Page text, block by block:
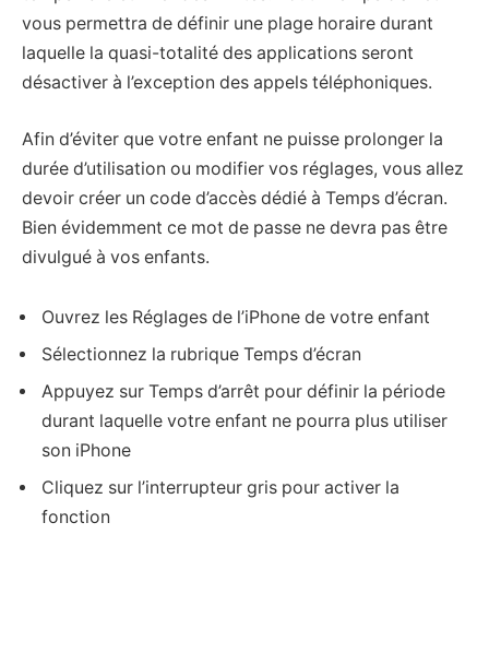
vous permettra de définir une plage horaire durant
laquelle la quasi-totalité des applications seront
désactiver à l’exception des appels téléphoniques.
Afin d’éviter que votre enfant ne puisse prolonger la
durée d’utilisation ou modifier vos réglages, vous allez
devoir créer un code d’accès dédié à Temps d’écran.
Bien évidemment ce mot de passe ne devra pas être
divulgué à vos enfants.
Ouvrez les Réglages de l’iPhone de votre enfant
Sélectionnez la rubrique Temps d’écran
Appuyez sur Temps d’arrêt pour définir la période
durant laquelle votre enfant ne pourra plus utiliser
son iPhone
Cliquez sur l’interrupteur gris pour activer la
fonction